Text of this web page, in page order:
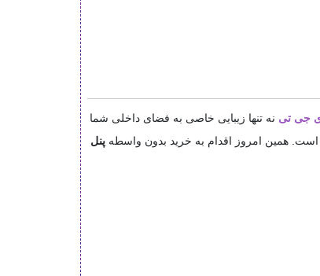
جی تی نه تنها زیبایی خاصی به فضای داخلی شما
همین امروز اقدام به خرید بدون واسطهپنل